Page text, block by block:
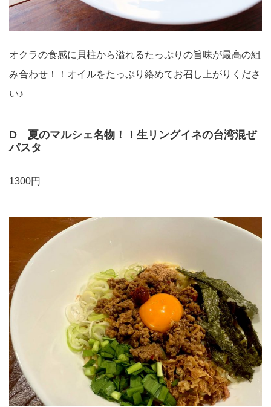
オクラの食感に貝柱から溢れるたっぷりの旨味が最高の組
み合わせ！！オイルをたっぷり絡めてお召し上がりくださ
い♪
D 夏のマルシェ名物！！生リングイネの台湾混ぜ
パスタ
1300円